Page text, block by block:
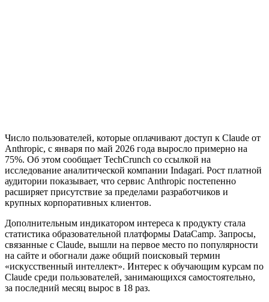
Число пользователей, которые оплачивают доступ к Claude от
Anthropic, с января по май 2026 года выросло примерно на
75%. Об этом сообщает TechCrunch со ссылкой на
исследование аналитической компании Indagari. Рост платной
аудитории показывает, что сервис Anthropic постепенно
расширяет присутствие за пределами разработчиков и
крупных корпоративных клиентов.
Дополнительным индикатором интереса к продукту стала
статистика образовательной платформы DataCamp. Запросы,
связанные с Claude, вышли на первое место по популярности
на сайте и обогнали даже общий поисковый термин
«искусственный интеллект». Интерес к обучающим курсам по
Claude среди пользователей, занимающихся самостоятельно,
за последний месяц вырос в 18 раз.